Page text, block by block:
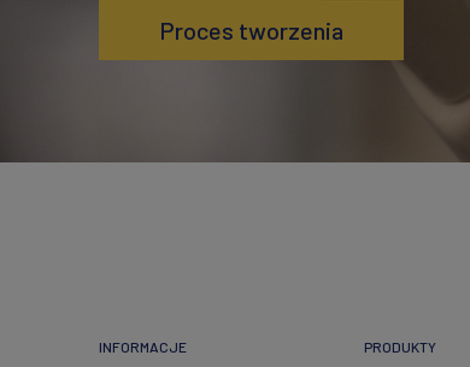
Proces tworzenia
INFORMACJE PRODUKTY